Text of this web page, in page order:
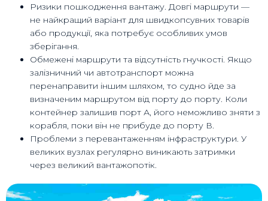
Ризики пошкодження вантажу. Довгі маршрути —
не найкращий варіант для швидкопсувних товарів
або продукції, яка потребує особливих умов
зберігання.
Обмежені маршрути та відсутність гнучкості. Якщо
залізничний чи автотранспорт можна
перенаправити іншим шляхом, то судно йде за
визначеним маршрутом від порту до порту. Коли
контейнер залишив порт А, його неможливо зняти з
корабля, поки він не прибуде до порту В.
Проблеми з перевантаженням інфраструктури. У
великих вузлах регулярно виникають затримки
через великий вантажопотік.